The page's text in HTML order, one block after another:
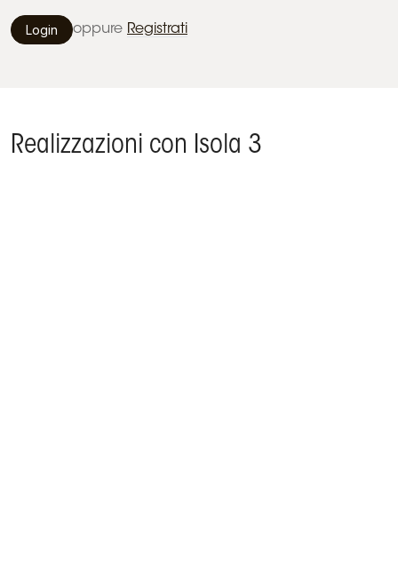
Login oppure Registrati
Realizzazioni con Isola 3